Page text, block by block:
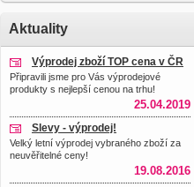
Aktuality
Výprodej zboží TOP cena v ČR
Připravili jsme pro Vás výprodejové
produkty s nejlepší cenou na trhu!
25.04.2019
Slevy - výprodej!
Velký letní výprodej vybraného zboží za
neuvěřitelné ceny!
19.08.2016